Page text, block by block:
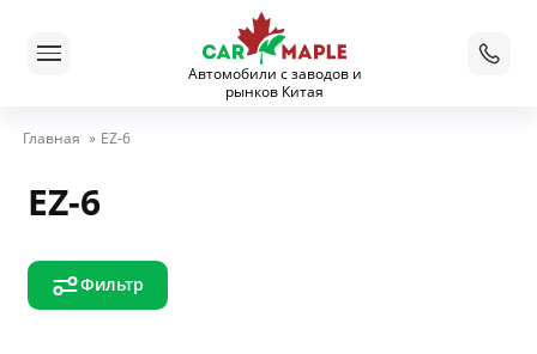
Автомобили с заводов и
рынков Китая
Главная » EZ-6
EZ-6
Фильтр